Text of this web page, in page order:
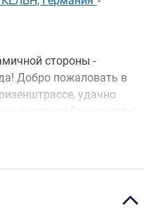
стороны -
Добро пожаловать в
удачно
в нескольких шагах
кухни.